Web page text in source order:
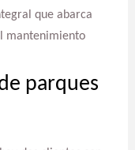
que abarca
mantenimiento
parques